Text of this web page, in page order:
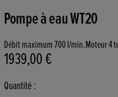
Pompe à eau WT20
Débit maximum 700 l/min.Moteur 4
Prix actuel : 1939,00 €.
1939,00 €
Quantité :